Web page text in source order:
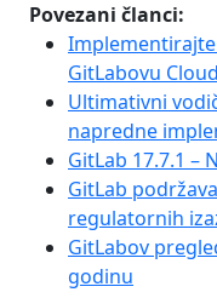
Povezani članci:
Implementirajte
GitLabovu
Ultimativni
napredne
GitLab 17.7.1 –
GitLab
regulatornih
GitLabov
godinu